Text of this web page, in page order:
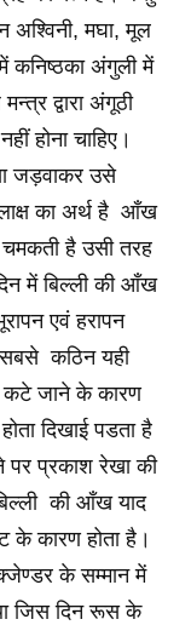
अश्विनी, मघा, मूल
कनिष्ठका अंगुली में
द्वारा अंगूठी
होना चाहिए।
जड़वाकर उसे
का अर्थ है आँख
है उसी तरह
में बिल्ली की आँख
एवं हरापन
सबसे कठिन यही
कटे जाने के कारण
दिखाई पडता है
प्रकाश रेखा की
की आँख याद
के कारण होता है।
के सम्मान में
जिस दिन रूस के